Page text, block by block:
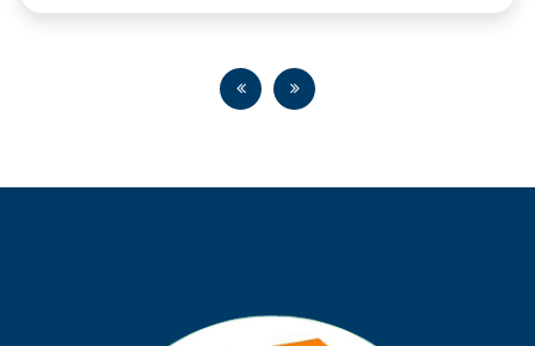
em todas as áreas. Venha fazer parte desta Luta
pela Educação. Seja um defensor da Educação.